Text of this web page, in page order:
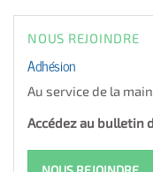
NOUS REJOINDRE
Adhésion
Au service de la
Accédez au bulletin